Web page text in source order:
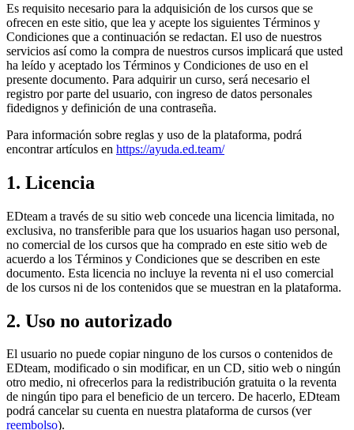
Es requisito necesario para la adquisición de los cursos que se
ofrecen en este sitio, que lea y acepte los siguientes Términos y
Condiciones que a continuación se redactan. El uso de nuestros
servicios así como la compra de nuestros cursos implicará que usted
ha leído y aceptado los Términos y Condiciones de uso en el
presente documento. Para adquirir un curso, será necesario el
registro por parte del usuario, con ingreso de datos personales
fidedignos y definición de una contraseña.
Para información sobre reglas y uso de la plataforma, podrá
encontrar artículos en https://ayuda.ed.team/
1. Licencia
EDteam a través de su sitio web concede una licencia limitada, no
exclusiva, no transferible para que los usuarios hagan uso personal,
no comercial de los cursos que ha comprado en este sitio web de
acuerdo a los Términos y Condiciones que se describen en este
documento. Esta licencia no incluye la reventa ni el uso comercial
de los cursos ni de los contenidos que se muestran en la plataforma.
2. Uso no autorizado
El usuario no puede copiar ninguno de los cursos o contenidos de
EDteam, modificado o sin modificar, en un CD, sitio web o ningún
otro medio, ni ofrecerlos para la redistribución gratuita o la reventa
de ningún tipo para el beneficio de un tercero. De hacerlo, EDteam
podrá cancelar su cuenta en nuestra plataforma de cursos (ver
reembolso).